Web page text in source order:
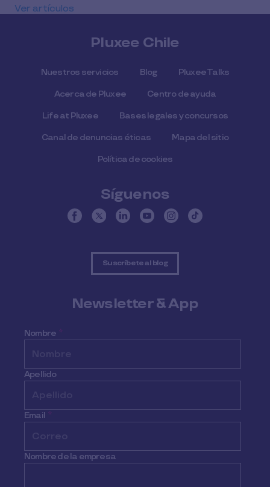
Ver artículos
Pluxee Chile
Nuestros servicios Blog Pluxee Talks
Acerca de Pluxee Centro de ayuda
Life at Pluxee Bases legales y concursos
Canal de denuncias éticas Mapa del sitio
Política de cookies
Síguenos
Suscríbete al blog
Newsletter & App
Nombre *
Apellido
Email *
Nombre de la empresa